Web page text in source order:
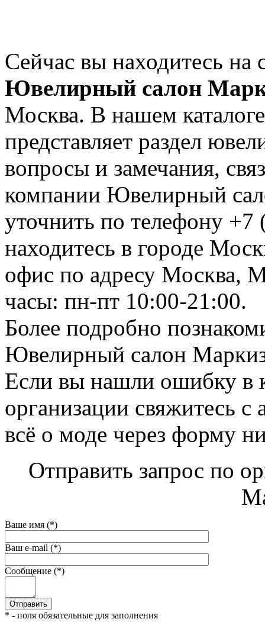
Сейчас вы находитесь на
Ювелирный салон
Москва. В нашем
представляет раздел
вопросы и замечания,
компании Ювелирный
уточнить по телефону
находитесь в городе
офис по адресу Москва,
часы: пн-пт 10:00-21:00.
Более подробно
Ювелирный салон
Если вы нашли ошибку в
организации свяжитесь
всё о моде через форму
Отправить запрос по
Ваше имя (*)
Ваш e-mail (*)
Сообщение (*)
* - поля обязательные для заполнения